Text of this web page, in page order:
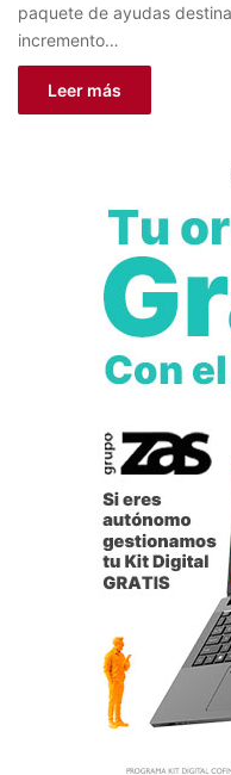
paquete de ayudas
incremento…
Leer más